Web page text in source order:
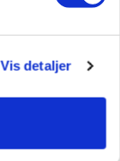
Vis detaljer